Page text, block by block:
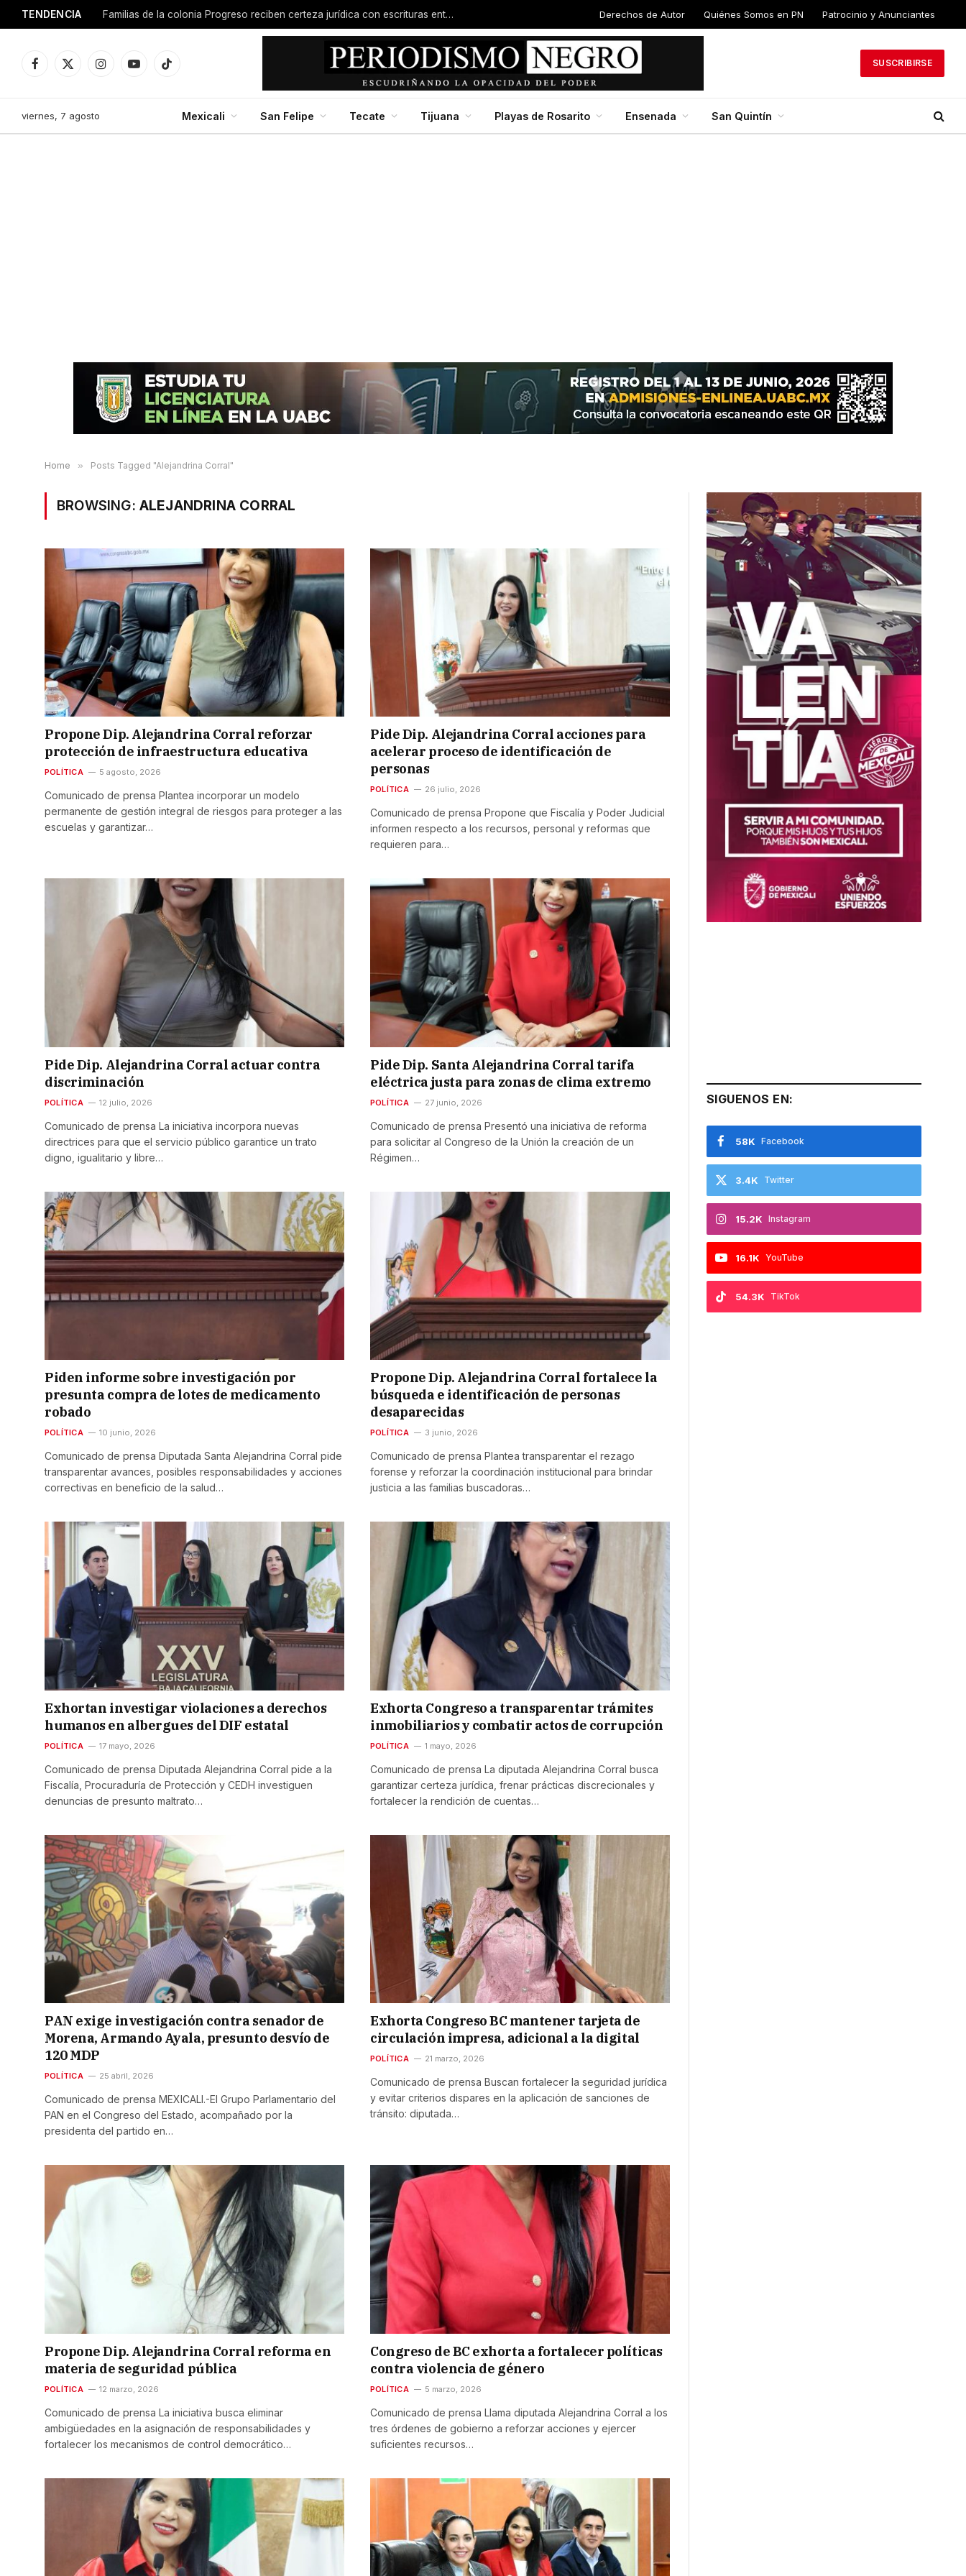
Garantizan regreso a clases con infraestructura fortalecida, certeza al magisterio y apoyos: Marina del Pilar
Derechos de
Autor
Quiénes Somos en
PN
Patrocinio y
Anunciantes
Facebook
X
InstagramYouTubeTikTok
SUSCRIBIRSE
viernes, 7 agosto Mexicali San Felipe Tecate Tijuana Playas de Rosarito Ensenada San Quintín
Home » Posts Tagged "Alejandrina Corral"
BROWSING: ALEJANDRINA CORRAL
Propone Dip. Alejandrina Corral reforzar
protección de infraestructura educativa
POLÍTICA 5 agosto, 2026
Comunicado de prensa Plantea incorporar un modelo
permanente de gestión integral de riesgos para proteger a las
escuelas y garantizar…
Pide Dip. Alejandrina Corral acciones para
acelerar proceso de identificación de
personas
POLÍTICA 26 julio, 2026
Comunicado de prensa Propone que Fiscalía y Poder Judicial
informen respecto a los recursos, personal y reformas que
requieren para…
Pide Dip. Alejandrina Corral actuar contra
discriminación
POLÍTICA 12 julio, 2026
Comunicado de prensa La iniciativa incorpora nuevas
directrices para que el servicio público garantice un trato
digno, igualitario y libre…
Pide Dip. Santa Alejandrina Corral tarifa
eléctrica justa para zonas de clima extremo
POLÍTICA 27 junio, 2026
Comunicado de prensa Presentó una iniciativa de reforma
para solicitar al Congreso de la Unión la creación de un
Régimen…
Piden informe sobre investigación por
presunta compra de lotes de medicamento
robado
POLÍTICA 10 junio, 2026
Comunicado de prensa Diputada Santa Alejandrina Corral pide
transparentar avances, posibles responsabilidades y acciones
correctivas en beneficio de la salud…
Propone Dip. Alejandrina Corral fortalece la
búsqueda e identificación de personas
desaparecidas
POLÍTICA 3 junio, 2026
Comunicado de prensa Plantea transparentar el rezago
forense y reforzar la coordinación institucional para brindar
justicia a las familias buscadoras…
Exhortan investigar violaciones a derechos
humanos en albergues del DIF estatal
POLÍTICA 17 mayo, 2026
Comunicado de prensa Diputada Alejandrina Corral pide a la
Fiscalía, Procuraduría de Protección y CEDH investiguen
denuncias de presunto maltrato…
Exhorta Congreso a transparentar trámites
inmobiliarios y combatir actos de corrupción
POLÍTICA 1 mayo, 2026
Comunicado de prensa La diputada Alejandrina Corral busca
garantizar certeza jurídica, frenar prácticas discrecionales y
fortalecer la rendición de cuentas…
PAN exige investigación contra senador de
Morena, Armando Ayala, presunto desvío de
120 MDP
POLÍTICA 25 abril, 2026
Comunicado de prensa MEXICALI.-El Grupo Parlamentario del
PAN en el Congreso del Estado, acompañado por la
presidenta del partido en…
Exhorta Congreso BC mantener tarjeta de
circulación impresa, adicional a la digital
POLÍTICA 21 marzo, 2026
Comunicado de prensa Buscan fortalecer la seguridad jurídica
y evitar criterios dispares en la aplicación de sanciones de
tránsito: diputada…
Propone Dip. Alejandrina Corral reforma en
materia de seguridad pública
POLÍTICA 12 marzo, 2026
Comunicado de prensa La iniciativa busca eliminar
ambigüedades en la asignación de responsabilidades y
fortalecer los mecanismos de control democrático…
Congreso de BC exhorta a fortalecer políticas
contra violencia de género
POLÍTICA 5 marzo, 2026
Comunicado de prensa Llama diputada Alejandrina Corral a los
tres órdenes de gobierno a reforzar acciones y ejercer
suficientes recursos…
SIGUENOS EN:
Facebook
58K
Twitter
3.4K
Instagram
15.2K
YouTube
16.1K
TikTok
54.3K